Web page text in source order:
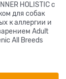
HOLISTIC с
для собак
к аллергии и
Adult
All Breeds